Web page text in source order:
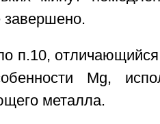
завершено.
п.10,
Mg,
металла.